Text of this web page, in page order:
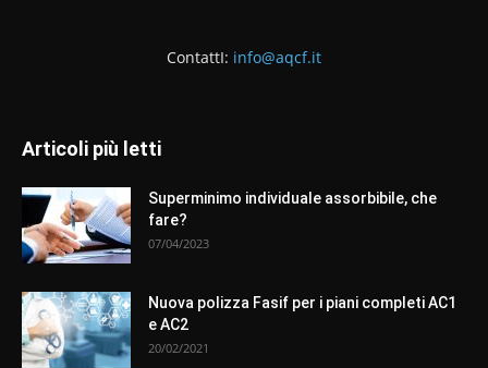
ContattI: info@aqcf.it
Articoli più letti
Superminimo individuale assorbibile, che
fare?
07/04/2023
Nuova polizza Fasif per i piani completi AC1
e AC2
20/02/2021